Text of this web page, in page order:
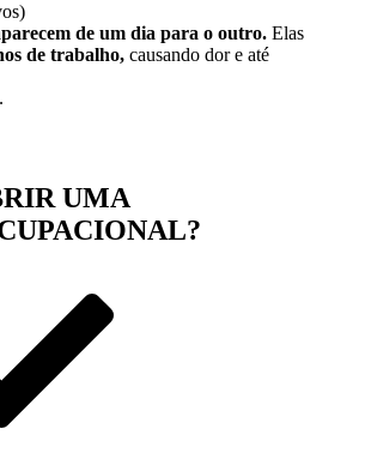
de um dia para o outro. Elas
de trabalho, causando dor e até
UMA